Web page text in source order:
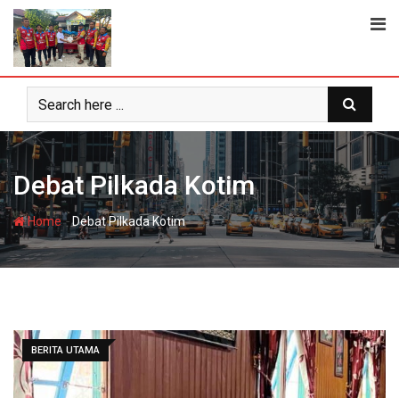
Skip
content
Debat Pilkada Kotim
Home-Debat Pilkada Kotim
BERITA UTAMA